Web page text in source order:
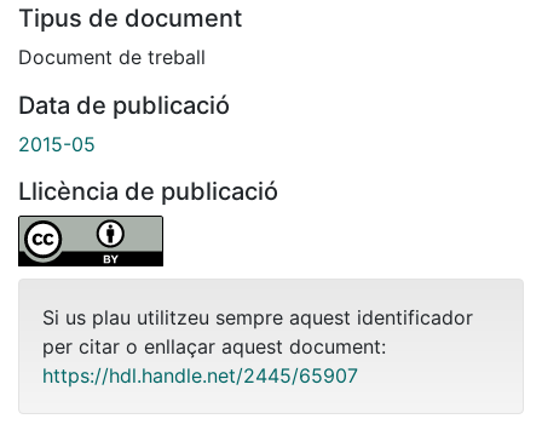
Tipus de document
Document de treball
Data de publicació
2015-05
Llicència de publicació
Si us plau utilitzeu sempre aquest identificador
per citar o enllaçar aquest document:
https://hdl.handle.net/2445/65907